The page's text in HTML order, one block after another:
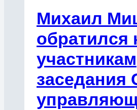
Михаил
обратился
участникам
заседания